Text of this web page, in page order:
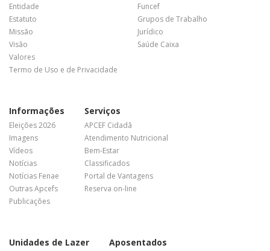
Entidade
Estatuto
Missão
Visão
Valores
Termo de Uso e de Privacidade
Funcef
Grupos de Trabalho
Jurídico
Saúde Caixa
Informações
Eleições 2026
Imagens
Vídeos
Notícias
Notícias Fenae
Outras Apcefs
Publicações
Serviços
APCEF Cidadã
Atendimento Nutricional
Bem-Estar
Classificados
Portal de Vantagens
Reserva on-line
Unidades de Lazer Aposentados